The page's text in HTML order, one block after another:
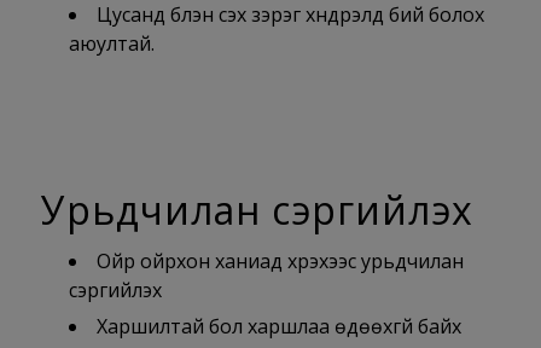
Цусанд бүлэн үүсэх зэрэг хүндрэлүүд бий болох
аюултай.
Урьдчилан сэргийлэх
Ойр ойрхон ханиад хүрэхээс урьдчилан
сэргийлэх
Харшилтай бол харшлаа өдөөхгүй байх